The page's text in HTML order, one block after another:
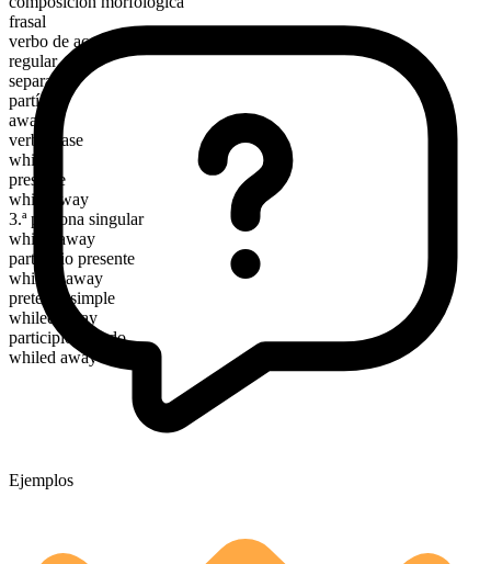
frasal
verbo de acción
regular
separable
partícula
away
verbo base
while
presente
while away
3.ª persona singular
whiles away
participio presente
whiling away
pretérito simple
whiled away
participio pasado
whiled away
Ejemplos